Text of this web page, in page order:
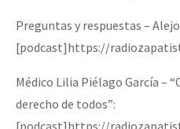
Preguntas y respuestas –
[podcast]https://
Médico Lilia Piélago García –
derecho de todos”: